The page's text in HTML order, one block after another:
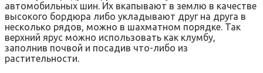
автомобильных шин. Их вкапывают в землю в качестве
высокого бордюра либо укладывают друг на друга в
несколько рядов, можно в шахматном порядке. Так
верхний ярус можно использовать как клумбу,
заполнив почвой и посадив что-либо из
растительности.